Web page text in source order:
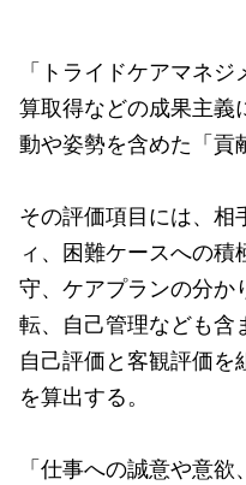
「トライドケアマネ
算取得などの成果主義
動や姿勢を含めた「貢
その評価項目には、相
ィ、困難ケースへの
守、ケアプランの分か
転、自己管理なども含
自己評価と客観評価
を算出する。
「仕事への誠意や意